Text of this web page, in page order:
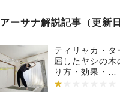
アーサナ解説記事（更新
ティリャカ・タ
屈したヤシの
り方・効果・…
★
★★★★★★★